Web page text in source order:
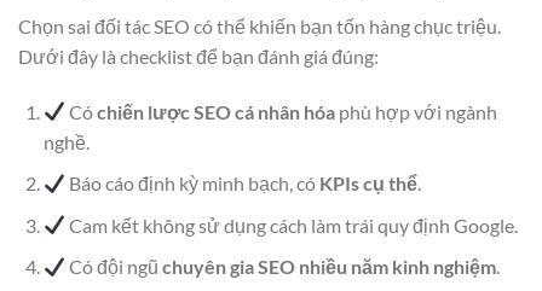
Chọn sai đối tác SEO có thể khiến bạn tốn hàng chục triệu.
Dưới đây là checklist để bạn đánh giá đúng:
Cóchiến lược SEO cá nhân hóa phù hợp với ngành
nghề.
Báo cáo định kỳ minh bạch, có KPIs cụ thể.
Cam kết không sử dụng cách làm trái quy định Google.
Có đội ngũchuyên gia SEO nhiều năm kinh nghiệm.